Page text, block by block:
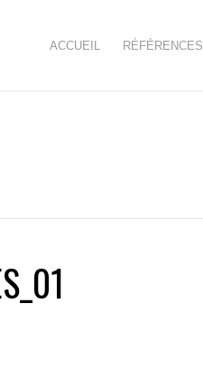
ACCUEIL RÉFÉRENCES